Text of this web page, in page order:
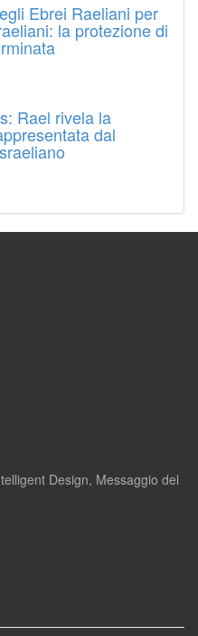
Ebrei Raeliani per
la protezione di
Rael rivela la
dal
Design, Messaggio del